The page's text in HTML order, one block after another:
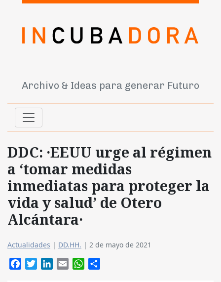
Archivo & Ideas para generar Futuro
DDC: ·EEUU urge al régimen
a ‘tomar medidas
inmediatas para proteger la
vida y salud’ de Otero
Alcántara·
Actualidades | DD.HH. | 2 de mayo de 2021
FacebookTwitterLinkedIn
Email WhatsApp